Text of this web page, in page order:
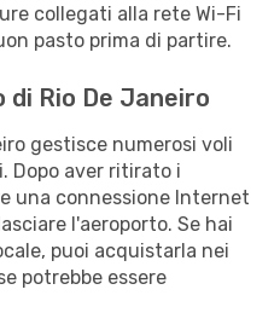
collegati alla rete Wi-Fi
pasto prima di partire.
Rio De Janeiro
gestisce numerosi voli
Dopo aver ritirato i
una connessione Internet
l'aeroporto. Se hai
puoi acquistarla nei
potrebbe essere